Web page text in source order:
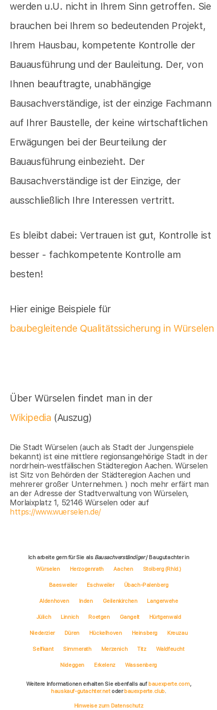
werden u.U. nicht in Ihrem Sinn getroffen. Sie
brauchen bei Ihrem so bedeutenden Projekt,
Ihrem Hausbau, kompetente Kontrolle der
Bauausführung und der Bauleitung. Der, von
Ihnen beauftragte, unabhängige
Bausachverständige, ist der einzige Fachmann
auf Ihrer Baustelle, der keine wirtschaftlichen
Erwägungen bei der Beurteilung der
Bauausführung einbezieht. Der
Bausachverständige ist der Einzige, der
ausschließlich Ihre Interessen vertritt.
Es bleibt dabei: Vertrauen ist gut, Kontrolle ist
besser - fachkompetente Kontrolle am
besten!
Hier einige Beispiele für
baubegleitende Qualitätssicherung in Würselen
Über Würselen findet man in der
Wikipedia (Auszug)
Die Stadt Würselen (auch als Stadt der Jungenspiele
bekannt) ist eine mittlere regionsangehörige Stadt in der
nordrhein-westfälischen Städteregion Aachen. Würselen
ist Sitz von Behörden der Städteregion Aachen und
mehrerer großer Unternehmen. ) noch mehr erfärt man
an der Adresse der Stadtverwaltung von Würselen,
Morlaixplatz 1, 52146 Würselen oder auf
https://www.wuerselen.de/
Ich arbeite gern für Sie als Bausachverständiger/ Baugutachter in
Würselen
Herzogenrath Aachen Stolberg (Rhld.)
Baesweiler Eschweiler Übach-Palenberg
Aldenhoven Inden Geilenkirchen Langerwehe
Jülich Linnich Roetgen Gangelt Hürtgenwald
Niederzier Düren Hückelhoven Heinsberg Kreuzau
Selfkant Simmerath Merzenich Titz Waldfeucht
Nideggen Erkelenz Wassenberg
Weitere Informationen erhalten Sie ebenfalls auf bauexperte.com,
hauskauf-gutachter.netoderbauexperte.club.
Hinweise zum Datenschutz